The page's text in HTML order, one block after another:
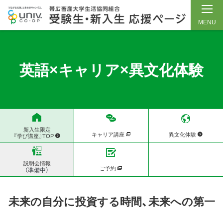
へ
MENU
英語×キャリア×異文化体験
新入生限定
『学び講座』TOP キャリア講座 異文化体験
説明会情報
（準備中） ご予約
未来の自分に投資する時間、未来への第一